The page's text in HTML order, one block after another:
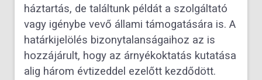
háztartás, de találtunk példát a szolgáltató
vagy igénybe vevő állami támogatására is. A
határkijelölés bizonytalanságaihoz az is
hozzájárult, hogy az árnyékoktatás kutatása
alig három évtizeddel ezelőtt kezdődött.